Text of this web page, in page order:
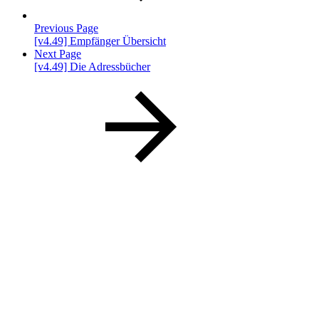
Previous Page
[v4.49] Empfänger Übersicht
Next Page
[v4.49] Die Adressbücher